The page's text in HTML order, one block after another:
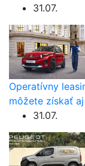
31.07.
Operatívny
môžete získať
31.07.